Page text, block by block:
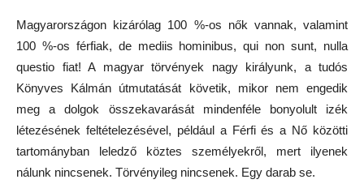
Magyarországon kizárólag 100 %-os nők vannak, valamint
100 %-os férfiak, de mediis hominibus, qui non sunt, nulla
questio fiat! A magyar törvények nagy királyunk, a tudós
Könyves Kálmán útmutatását követik, mikor nem engedik
meg a dolgok összekavarását mindenféle bonyolult izék
létezésének feltételezésével, például a Férfi és a Nő közötti
tartományban leledző köztes személyekről, mert ilyenek
nálunk nincsenek. Törvényileg nincsenek. Egy darab se.